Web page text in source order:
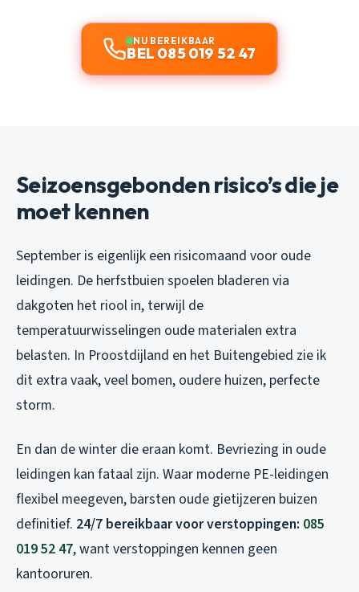
NU BEREIKBAAR
BEL 085 019 52 47
Seizoensgebonden risico’s die je
moet kennen
September is eigenlijk een risicomaand voor oude
leidingen. De herfstbuien spoelen bladeren via
dakgoten het riool in, terwijl de
temperatuurwisselingen oude materialen extra
belasten. In Proostdijland en het Buitengebied zie ik
dit extra vaak, veel bomen, oudere huizen, perfecte
storm.
En dan de winter die eraan komt. Bevriezing in oude
leidingen kan fataal zijn. Waar moderne PE-leidingen
flexibel meegeven, barsten oude gietijzeren buizen
definitief. 24/7 bereikbaar voor verstoppingen: 085
019 52 47, want verstoppingen kennen geen
kantooruren.